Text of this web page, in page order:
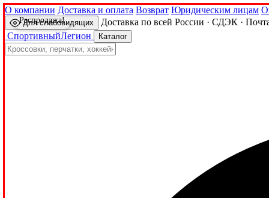
О компании Доставка и оплата Возврат Юридическим лицам
Для слабовидящих
Доставка по всей России · СДЭК ·
СпортивныйЛегион Каталог
Распродажа!